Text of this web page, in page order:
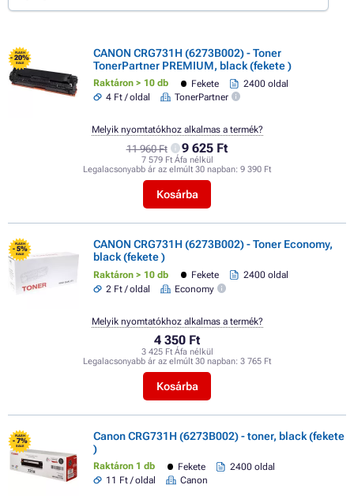
FLASH
- 20%
SALE
CANON CRG731H (6273B002) - Toner
TonerPartner PREMIUM, black (fekete )
Raktáron > 10 db Fekete
2400 oldal
4 Ft / oldal
TonerPartner
11 960 Ft 9 625 Ft
7 579 Ft Áfa nélkül
Legalacsonyabb ár az elmúlt 30 napban: 9 390 Ft
Kosárba
Melyik nyomtatókhoz alkalmas a termék?
FLASH
- 5%
SALE
CANON CRG731H (6273B002) - Toner Economy,
black (fekete )
Raktáron > 10 db Fekete
2400 oldal
2 Ft / oldal
Economy
4 350 Ft
3 425 Ft Áfa nélkül
Legalacsonyabb ár az elmúlt 30 napban: 3 765 Ft
Kosárba
Melyik nyomtatókhoz alkalmas a termék?
FLASH
- 7%
SALE
Canon CRG731H (6273B002) - toner, black (fekete
)
Raktáron 1 db Fekete
2400 oldal
11 Ft / oldal
Canon